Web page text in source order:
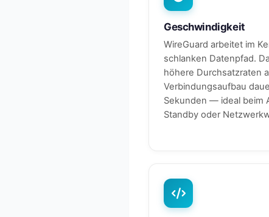
Geschwindigkeit
WireGuard arbeitet im
schlanken Datenpfad.
höhere Durchsatzraten
Verbindungsaufbau
Sekunden — ideal beim
Standby oder